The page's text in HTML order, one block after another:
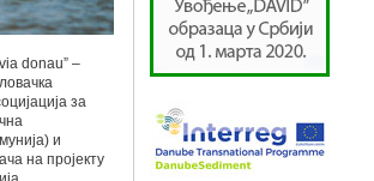
donau” –
за
и
на пројекту